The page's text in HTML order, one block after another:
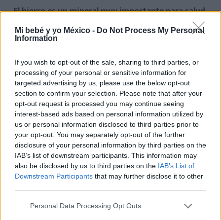
Mi bebé y yo México - Do Not Process My Personal
Information
If you wish to opt-out of the sale, sharing to third parties, or
processing of your personal or sensitive information for
targeted advertising by us, please use the below opt-out
section to confirm your selection. Please note that after your
opt-out request is processed you may continue seeing
interest-based ads based on personal information utilized by
us or personal information disclosed to third parties prior to
your opt-out. You may separately opt-out of the further
disclosure of your personal information by third parties on the
IAB’s list of downstream participants. This information may
also be disclosed by us to third parties on the IAB’s List of
Downstream Participants that may further disclose it to other
Personal Data Processing Opt Outs
El hierro es un mineral muy importante para salud
capilar,ya que ayuda a mantener los folículos del
pelo sanos.
Los alimentos más ricos en hierro son las carnes
rojas, como la de res o la de buey, así como el
hígado y la moronga.Los mariscos de concha, como
las almejas y los mejillones también contienen
grandes cantidades de hierro. Otras fuentes de
hierro son los frutos secos, como las nueces de la
india, los pistaches o las almendras, y algunas
semillas, como el sésamo.
En cuanto a las verduras, las más ricas en hierro
son las de hoja verde,como los berros, las acelgas o
las espinacas. El alga espirulina es también uno de los